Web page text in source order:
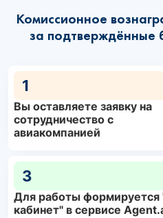
Комиссионное
за подтверждённые
1
Вы оставляете заявку на
сотрудничество с
авиакомпанией
3
Для работы формируется
кабинет" в сервисе